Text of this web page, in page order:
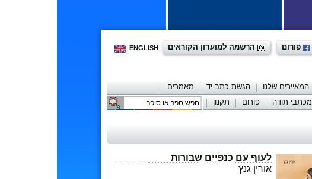
ENGLISH הרשמה למועדון הקוראים פורום
המאיירים שלנו הגשת כתב יד
מאמרים
מכתבי תודה פורום תקנון יצירת קשר
לעוף עם כנפיים שבורות
אורין גנץ